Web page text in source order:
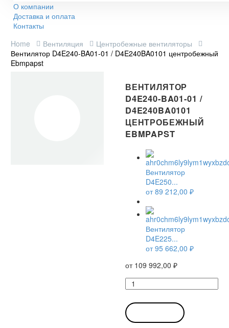
О компании
Доставка и оплата
Контакты
Home
Вентиляция
Центробежные вентиляторы
Вентилятор D4E240-BA01-01 / D4E240BA0101 центробежный
Ebmpapst
ВЕНТИЛЯТОР
D4E240-BA01-01 /
D4E240BA0101
ЦЕНТРОБЕЖНЫЙ
EBMPAPST
Вентилятор
D4E250...
от89 212,00 ₽
Вентилятор
D4E225...
от95 662,00 ₽
от 109 992,00 ₽
Количество
товара
Вентилятор
D4E240-
BA01-